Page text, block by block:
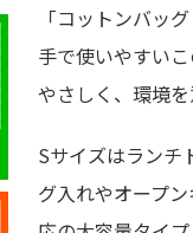
「コットンバッ
手で使いやすい
やさしく、環境
Sサイズはランチ
グ入れやオープ